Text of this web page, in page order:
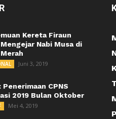
Kereta Firaun
Nabi Musa di
Juni 3, 2019
Penerimaan CPNS
2019 Bulan Oktober
Mei 4, 2019